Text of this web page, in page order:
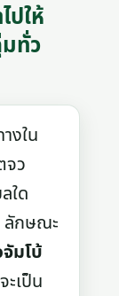
ปให้
ทั่ว
งใน
จว
ใด
ลักษณะ
มโบ้
เป็น